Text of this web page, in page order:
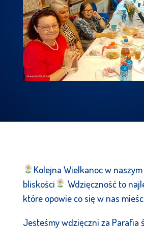
Kolejna Wielkanoc w
bliskości
Wdzięczność to
które opowie co się w nas
Jesteśmy wdzięczni za Parafia